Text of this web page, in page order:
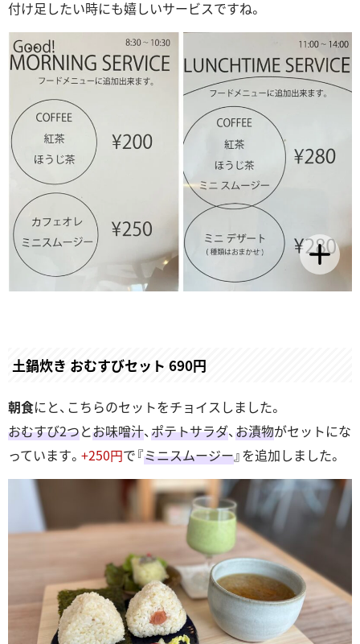
付け足したい時にも嬉しいサービスですね。
土鍋炊き おむすびセット 690円
朝食にと、こちらのセットをチョイスしました。
おむすび2つとお味噌汁、 ポテトサラダ、 お漬物がセットにな
っています。 +250円で『ミニスムージー』を追加しました。